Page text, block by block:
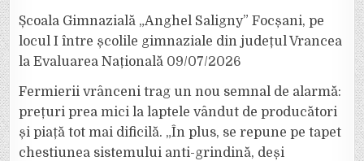
Școala Gimnazială „Anghel Saligny” Focșani, pe
locul I între școlile gimnaziale din județul Vrancea
la Evaluarea Națională 09/07/2026
Fermierii vrânceni trag un nou semnal de alarmă:
prețuri prea mici la laptele vândut de producători
și piață tot mai dificilă. „În plus, se repune pe tapet
chestiunea sistemului anti-grindină, deși